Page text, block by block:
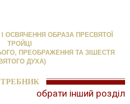
ОСВЯЧЕННЯ ОБРАЗА ПРЕСВЯТОЇ
ТРОЙЦІ
ПРЕОБРАЖЕННЯ ТА ЗІШЕСТЯ
ДУХА)
ТРЕБНИК
обрати інший розділ